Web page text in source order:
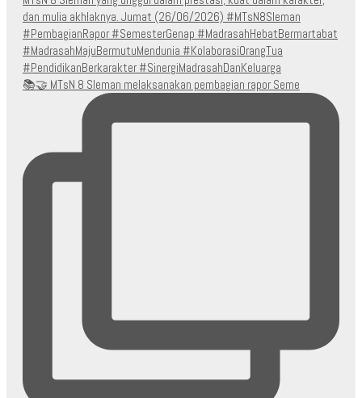
📚🤝 MTsN 8 Sleman melaksanakan pembagian rapor Seme